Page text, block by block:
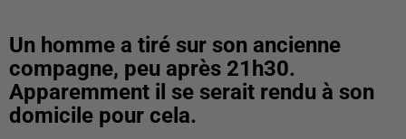
Un homme a tiré sur son ancienne
compagne, peu après 21h30.
Apparemment il se serait rendu à son
domicile pour cela.